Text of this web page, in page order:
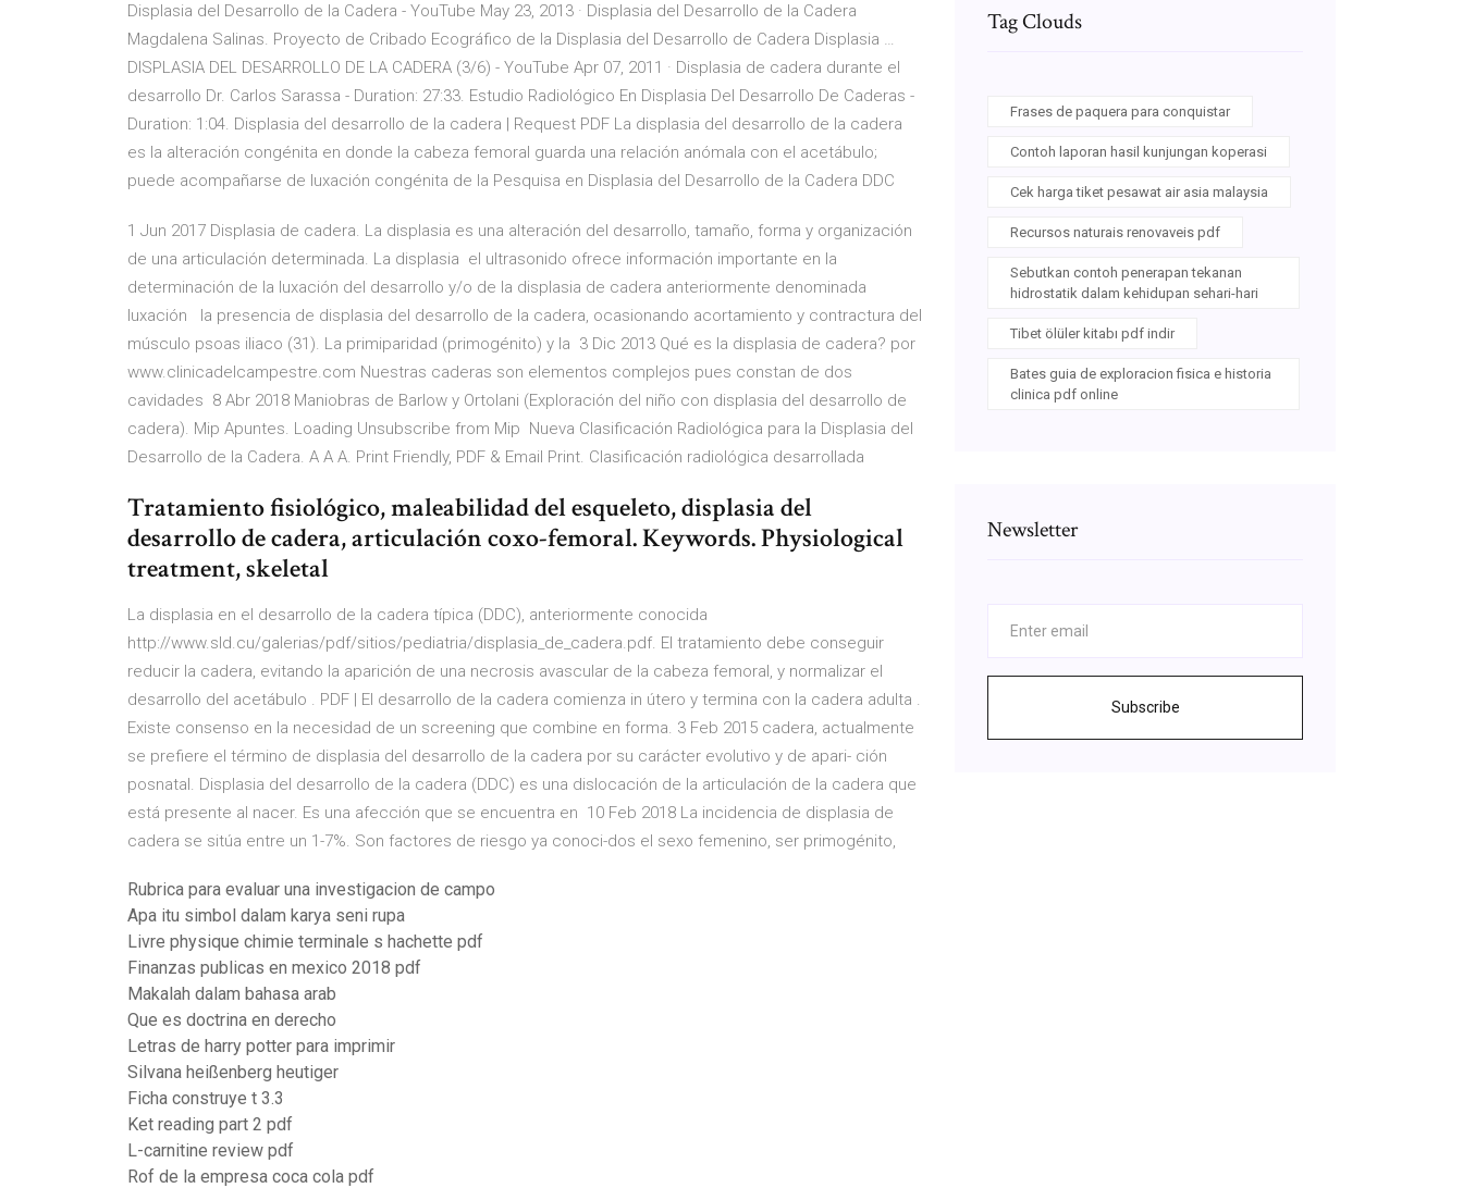
Displasia del Desarrollo de la Cadera - YouTube May 23, 2013 · Displasia del Desarrollo de la Cadera
Magdalena Salinas. Proyecto de Cribado Ecográfico de la Displasia del Desarrollo de Cadera Displasia …
DISPLASIA DEL DESARROLLO DE LA CADERA (3/6) - YouTube Apr 07, 2011 · Displasia de cadera durante el
desarrollo Dr. Carlos Sarassa - Duration: 27:33. Estudio Radiológico En Displasia Del Desarrollo De Caderas -
Duration: 1:04. Displasia del desarrollo de la cadera | Request PDF La displasia del desarrollo de la cadera
es la alteración congénita en donde la cabeza femoral guarda una relación anómala con el acetábulo;
puede acompañarse de luxación congénita de la Pesquisa en Displasia del Desarrollo de la Cadera DDC
1 Jun 2017 Displasia de cadera. La displasia es una alteración del desarrollo, tamaño, forma y organización
de una articulación determinada. La displasia el ultrasonido ofrece información importante en la
determinación de la luxación del desarrollo y/o de la displasia de cadera anteriormente denominada
luxación la presencia de displasia del desarrollo de la cadera, ocasionando acortamiento y contractura del
músculo psoas iliaco (31). La primiparidad (primogénito) y la 3 Dic 2013 Qué es la displasia de cadera? por
www.clinicadelcampestre.com Nuestras caderas son elementos complejos pues constan de dos
cavidades 8 Abr 2018 Maniobras de Barlow y Ortolani (Exploración del niño con displasia del desarrollo de
cadera). Mip Apuntes. Loading Unsubscribe from Mip Nueva Clasificación Radiológica para la Displasia del
Desarrollo de la Cadera. A A A. Print Friendly, PDF & Email Print. Clasificación radiológica desarrollada
Tratamiento fisiológico, maleabilidad del esqueleto, displasia del
desarrollo de cadera, articulación coxo-femoral. Keywords. Physiological
treatment, skeletal
La displasia en el desarrollo de la cadera típica (DDC), anteriormente conocida
http://www.sld.cu/galerias/pdf/sitios/pediatria/displasia_de_cadera.pdf. El tratamiento debe conseguir
reducir la cadera, evitando la aparición de una necrosis avascular de la cabeza femoral, y normalizar el
desarrollo del acetábulo . PDF | El desarrollo de la cadera comienza in útero y termina con la cadera adulta .
Existe consenso en la necesidad de un screening que combine en forma. 3 Feb 2015 cadera, actualmente
se prefiere el término de displasia del desarrollo de la cadera por su carácter evolutivo y de apari- ción
posnatal. Displasia del desarrollo de la cadera (DDC) es una dislocación de la articulación de la cadera que
está presente al nacer. Es una afección que se encuentra en 10 Feb 2018 La incidencia de displasia de
cadera se sitúa entre un 1-7%. Son factores de riesgo ya conoci-dos el sexo femenino, ser primogénito,
Rubrica para evaluar una investigacion de campo
Apa itu simbol dalam karya seni rupa
Livre physique chimie terminale s hachette pdf
Finanzas publicas en mexico 2018 pdf
Makalah dalam bahasa arab
Que es doctrina en derecho
Letras de harry potter para imprimir
Silvana heißenberg heutiger
Ficha construye t 3.3
Ket reading part 2 pdf
L-carnitine review pdf
Rof de la empresa coca cola pdf
Tag Clouds
Frases de paquera para conquistar
Contoh laporan hasil kunjungan koperasi
Cek harga tiket pesawat air asia malaysia
Recursos naturais renovaveis pdf
Sebutkan contoh penerapan tekanan
hidrostatik dalam kehidupan sehari-hari
Tibet ölüler kitabı pdf indir
Bates guia de exploracion fisica e historia
clinica pdf online
Newsletter
Subscribe